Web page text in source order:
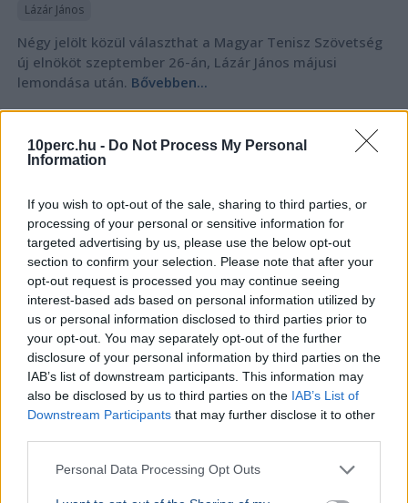
10perc.hu - Do Not Process My Personal
Information
If you wish to opt-out of the sale, sharing to third parties, or
processing of your personal or sensitive information for
targeted advertising by us, please use the below opt-out
section to confirm your selection. Please note that after your
opt-out request is processed you may continue seeing
interest-based ads based on personal information utilized by
us or personal information disclosed to third parties prior to
your opt-out. You may separately opt-out of the further
disclosure of your personal information by third parties on the
IAB’s list of downstream participants. This information may
also be disclosed by us to third parties on the IAB’s List of
Downstream Participants that may further disclose it to other
Personal Data Processing Opt Outs
Lázár János
Négy jelölt közül választhat a Magyar Tenisz Szövetség
új elnököt szeptember 26-án, Lázár János májusi
lemondása után. Bővebben...
Pósfai Gábor: közel 900 egykori rendőr térne
vissza a testülethez
Rendőrség Pósfai Gábor